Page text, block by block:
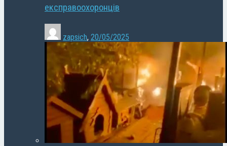
експравоохоронців
zapsich, 20/05/2025